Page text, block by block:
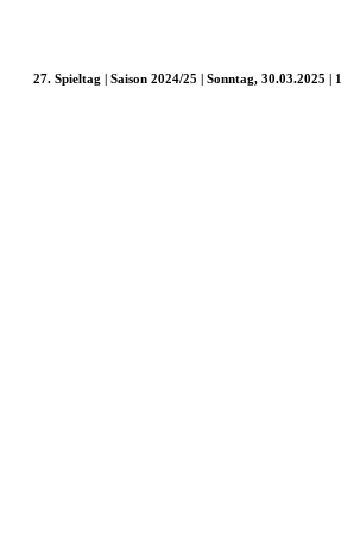
27. Spieltag | Saison 2024/25 | Sonntag, 30.03.2025 |